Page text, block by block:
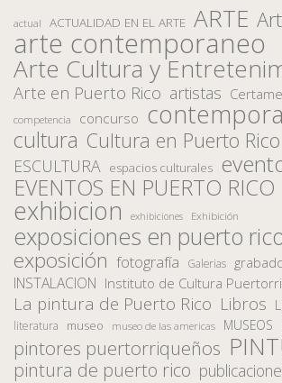
actual ACTUALIDAD EN EL ARTE ARTE
arte contemporaneo
Arte Cultura y
Arte en Puerto Rico artistas
competencia concurso
cultura Cultura en Puerto Rico
ESCULTURA espacios culturales
EVENTOS EN PUERTO RICO
exhibicion exhibiciones Exhibición
exposiciones en puerto
exposición fotografía Galerias
INSTALACION Instituto de Cultura
La pintura de Puerto Rico Libros
literatura museo museo de las americas MUSEOS
pintores puertorriqueños
pintura de puerto rico